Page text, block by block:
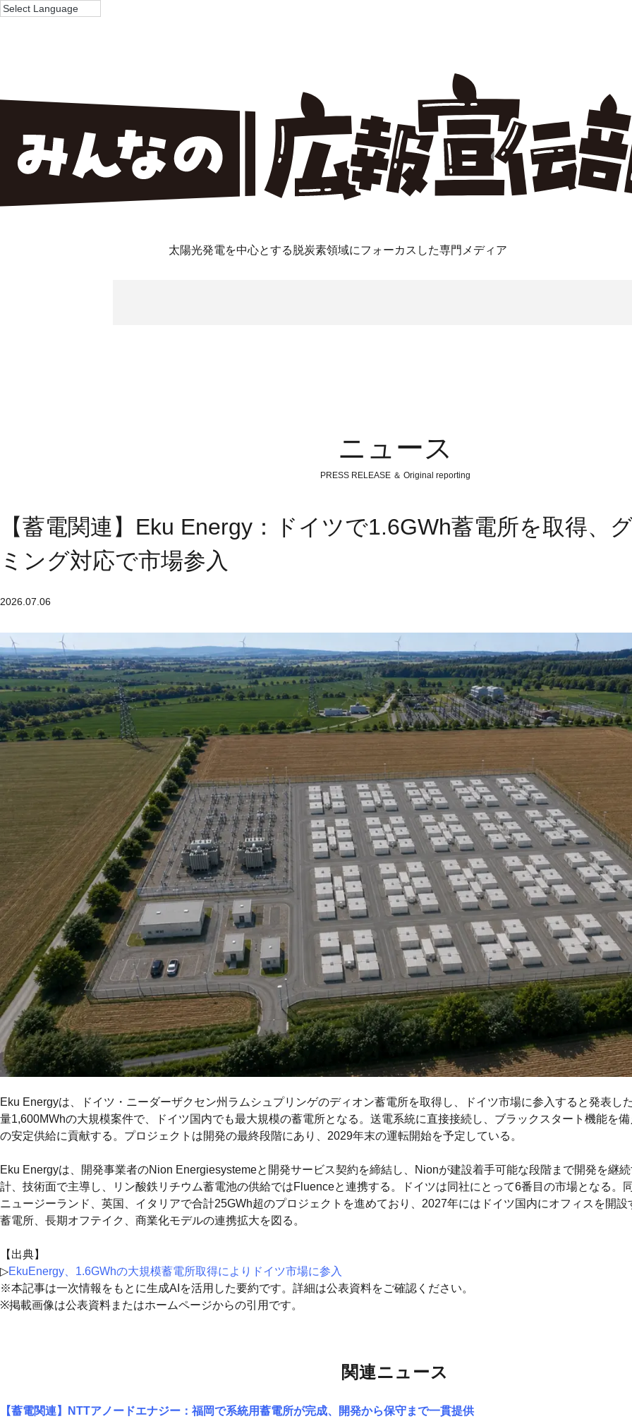
太陽光発電を中心とする脱炭素領域にフォーカスした専門メディア
ニュース
PRESS RELEASE ＆ Original reporting
【蓄電関連】Eku Energy：ドイツで1.6GWh蓄電所を取得、
ミング対応で市場参入
2026.07.06
Eku Energyは、ドイツ・ニーダーザクセン州ラムシュプリンゲのディオン蓄電所を取得し、ドイツ市場に参入すると発表し
量1,600MWhの大規模案件で、ドイツ国内でも最大規模の蓄電所となる。送電系統に直接接続し、ブラックスタート機能を
の安定供給に貢献する。プロジェクトは開発の最終段階にあり、2029年末の運転開始を予定している。
Eku Energyは、開発事業者のNion Energiesystemeと開発サービス契約を締結し、Nionが建設着手可能な段階まで開発を継
計、技術面で主導し、リン酸鉄リチウム蓄電池の供給ではFluenceと連携する。ドイツは同社にとって6番目の市場となる。
ニュージーランド、英国、イタリアで合計25GWh超のプロジェクトを進めており、2027年にはドイツ国内にオフィスを開
蓄電所、長期オフテイク、商業化モデルの連携拡大を図る。
【出典】
▷EkuEnergy、1.6GWhの大規模蓄電所取得によりドイツ市場に参入
※本記事は一次情報をもとに生成AIを活用した要約です。詳細は公表資料をご確認ください。
※掲載画像は公表資料またはホームページからの引用です。
関連ニュース
【蓄電関連】NTTアノードエナジー：福岡で系統用蓄電所が完成、開発から保守まで一貫提供